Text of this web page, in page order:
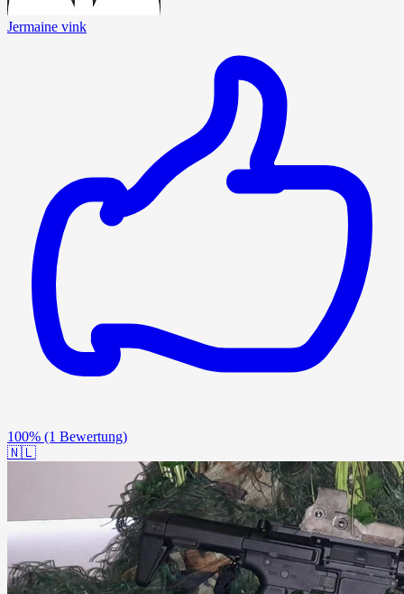
Jermaine vink
100% (1 Bewertung)
🇳🇱